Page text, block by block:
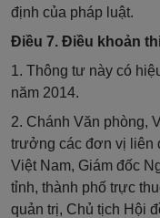
định của pháp luật.
Điều 7. Điều khoản
1. Thông tư này có
năm 2014.
2. Chánh Văn phòng,
trưởng các đơn vị liên
Việt Nam, Giám đốc
tỉnh, thành phố trực
quản trị, Chủ tịch Hội